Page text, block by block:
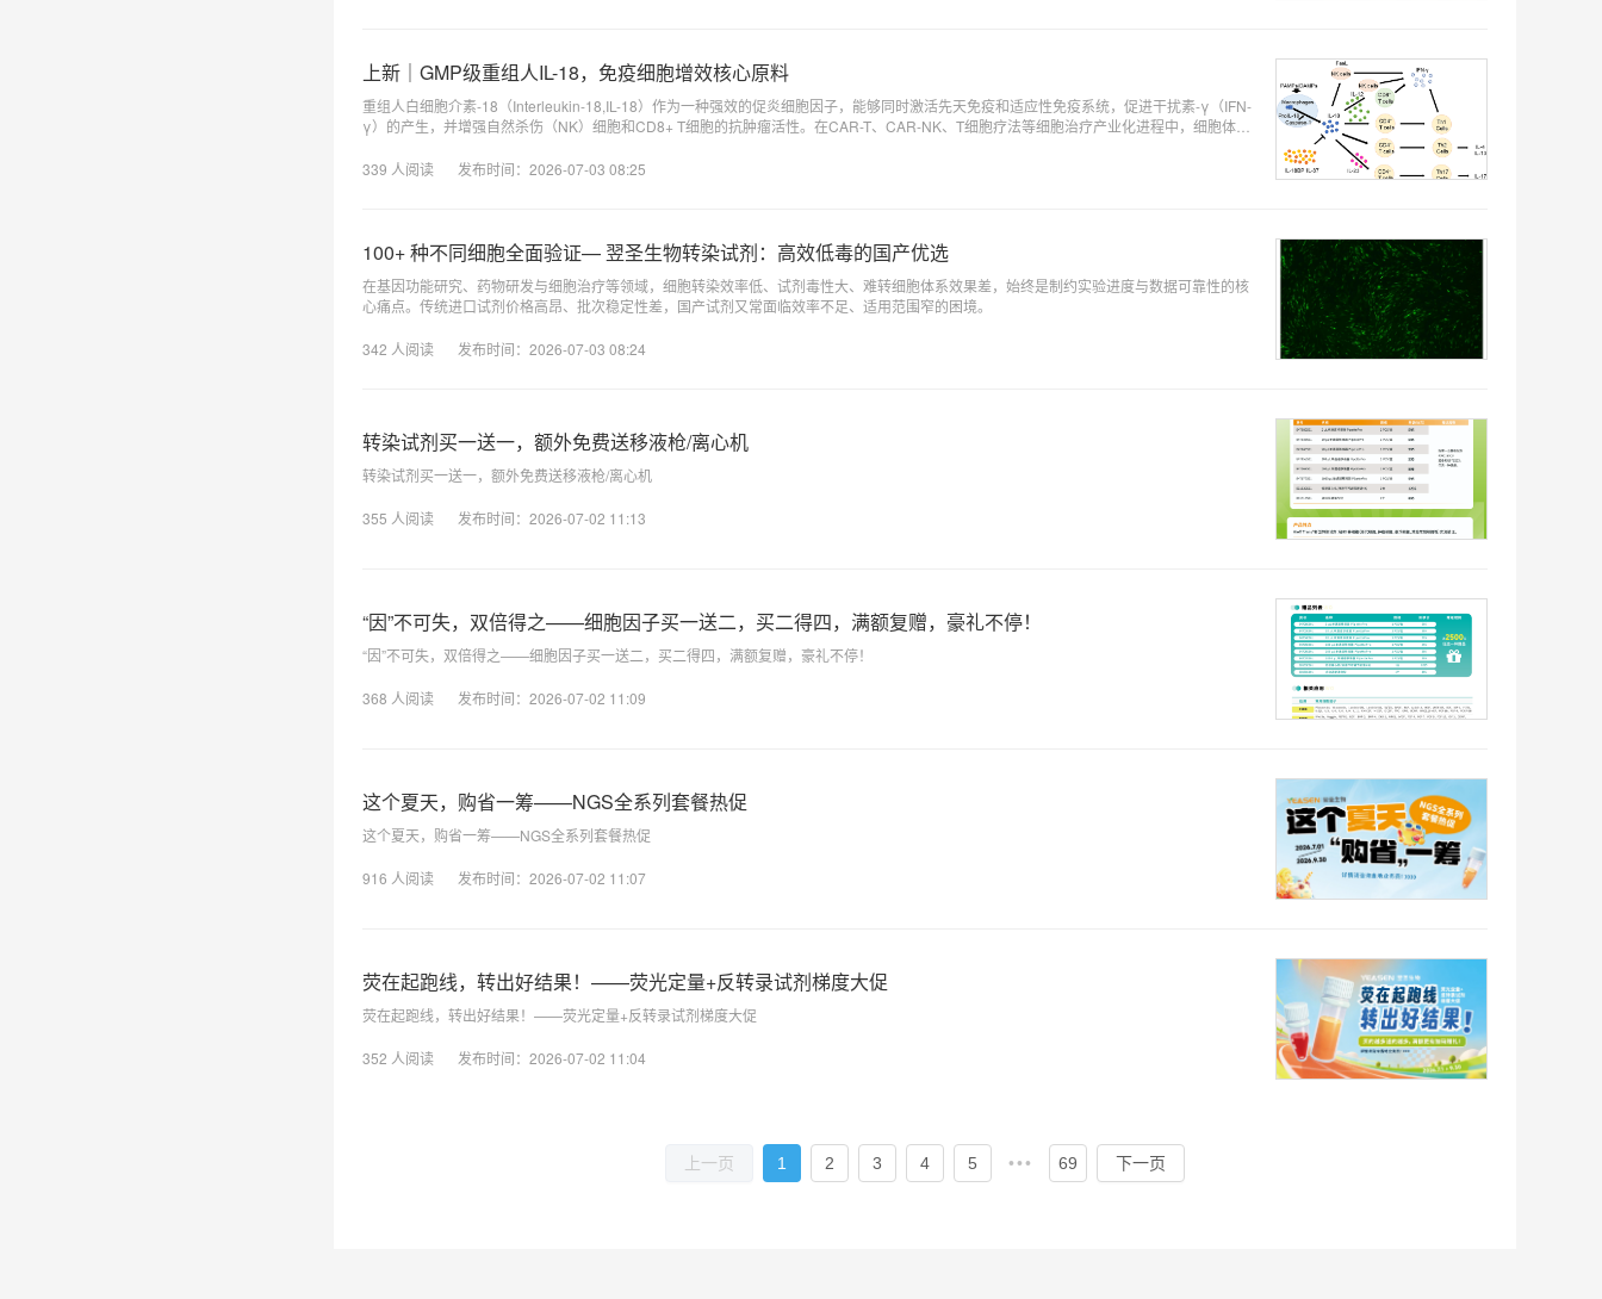
上新｜GMP级重组人IL-18，免疫细胞增效核心原料
重组人白细胞介素-18（Interleukin-18,IL-18）作为一种强效的促炎细胞因子，能够同时激活先天免疫和适应性免疫系统，促进干扰素-γ（IFN-
γ）的产生，并增强自然杀伤（NK）细胞和CD8+ T细胞的抗肿瘤活性。在CAR-T、CAR-NK、T细胞疗法等细胞治疗产业化进程中，细胞体外
但极易导致免疫细胞过度分化、功能耗竭，难以适配实体瘤治疗与长效免疫应答需求。
339 人阅读 发布时间： 2026-07-03 08:25
100+ 种不同细胞全面验证— 翌圣生物转染试剂：高效低毒的国产优选
在基因功能研究、药物研发与细胞治疗等领域，细胞转染效率低、试剂毒性大、难转细胞体系效果差，始终是制约实验进度与数据可靠性的核
心痛点。传统进口试剂价格高昂、批次稳定性差，国产试剂又常面临效率不足、适用范围窄的困境。
342 人阅读 发布时间： 2026-07-03 08:24
转染试剂买一送一，额外免费送移液枪/离心机
转染试剂买一送一，额外免费送移液枪/离心机
355 人阅读 发布时间： 2026-07-02 11:13
“因”不可失，双倍得之——细胞因子买一送二，买二得四，满额复赠，豪礼不停！
“因”不可失，双倍得之——细胞因子买一送二，买二得四，满额复赠，豪礼不停！
368 人阅读 发布时间： 2026-07-02 11:09
这个夏天，购省一筹——NGS全系列套餐热促
这个夏天，购省一筹——NGS全系列套餐热促
916 人阅读 发布时间： 2026-07-02 11:07
荧在起跑线，转出好结果！——荧光定量+反转录试剂梯度大促
荧在起跑线，转出好结果！——荧光定量+反转录试剂梯度大促
352 人阅读 发布时间： 2026-07-02 11:04
上一页 1 2 3 4 5 ••• 69 下一页